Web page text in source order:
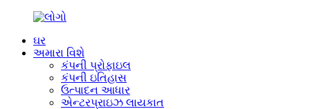
ઘર
અમારા વિશે
કંપની પ્રોફાઇલ
કંપની ઇતિહાસ
ઉત્પાદન આધાર
એન્ટરપ્રાઇઝ લાયકાત